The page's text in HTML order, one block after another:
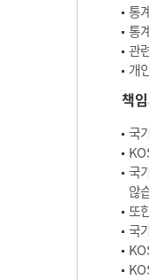
통
통
관
개
책
국
국
않
또
국